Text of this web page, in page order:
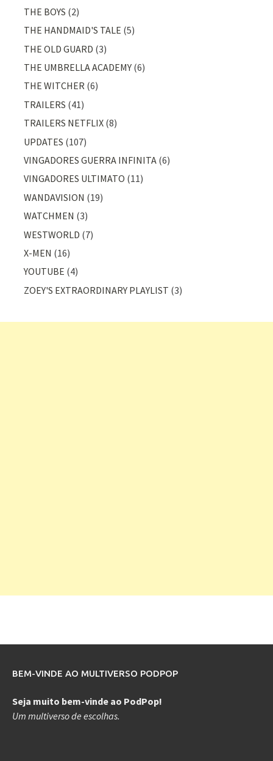
THE BOYS (2)
THE HANDMAID'S TALE (5)
THE OLD GUARD (3)
THE UMBRELLA ACADEMY (6)
THE WITCHER (6)
TRAILERS (41)
TRAILERS NETFLIX (8)
UPDATES (107)
VINGADORES GUERRA INFINITA (6)
VINGADORES ULTIMATO (11)
WANDAVISION (19)
WATCHMEN (3)
WESTWORLD (7)
X-MEN (16)
YOUTUBE (4)
ZOEY'S EXTRAORDINARY PLAYLIST (3)
BEM-VINDE AO MULTIVERSO PODPOP
Seja muito bem-vinde ao PodPop!
Um multiverso de escolhas.